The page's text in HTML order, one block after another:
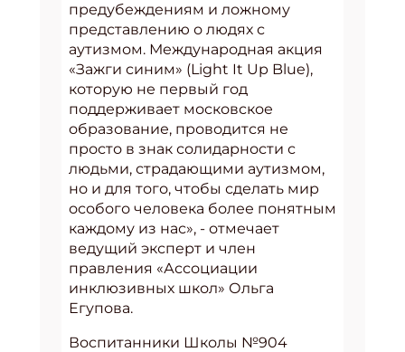
предубеждениям и ложному
представлению о людях с
аутизмом. Международная акция
«Зажги синим» (Light It Up Blue),
которую не первый год
поддерживает московское
образование, проводится не
просто в знак солидарности с
людьми, страдающими аутизмом,
но и для того, чтобы сделать мир
особого человека более понятным
каждому из нас», - отмечает
ведущий эксперт и член
правления «Ассоциации
инклюзивных школ» Ольга
Егупова.
Воспитанники Школы №904